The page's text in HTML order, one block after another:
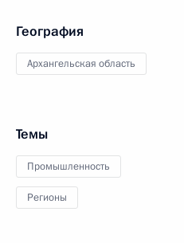
География
Архангельская область
Темы
Промышленность
Регионы